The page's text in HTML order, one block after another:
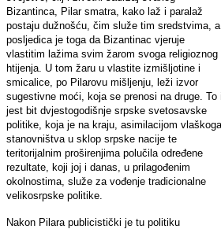
Bizantinca, Pilar smatra, kako laž i paralaž
postaju dužnošću, čim služe tim sredstvima, a
posljedica je toga da Bizantinac vjeruje
vlastitim lažima svim žarom svoga religioznog
htijenja. U tom žaru u vlastite izmišljotine i
smicalice, po Pilarovu mišljenju, leži izvor
sugestivne moći, koja se prenosi na druge. To i
jest bit dvjestogodišnje srpske svetosavske
politike, koja je na kraju, asimilacijom vlaškoga
stanovništva u sklop srpske nacije te
teritorijalnim proširenjima polučila određene
rezultate, koji joj i danas, u prilagođenim
okolnostima, služe za vođenje tradicionalne
velikosrpske politike.
Nakon Pilara publicistički je tu politiku